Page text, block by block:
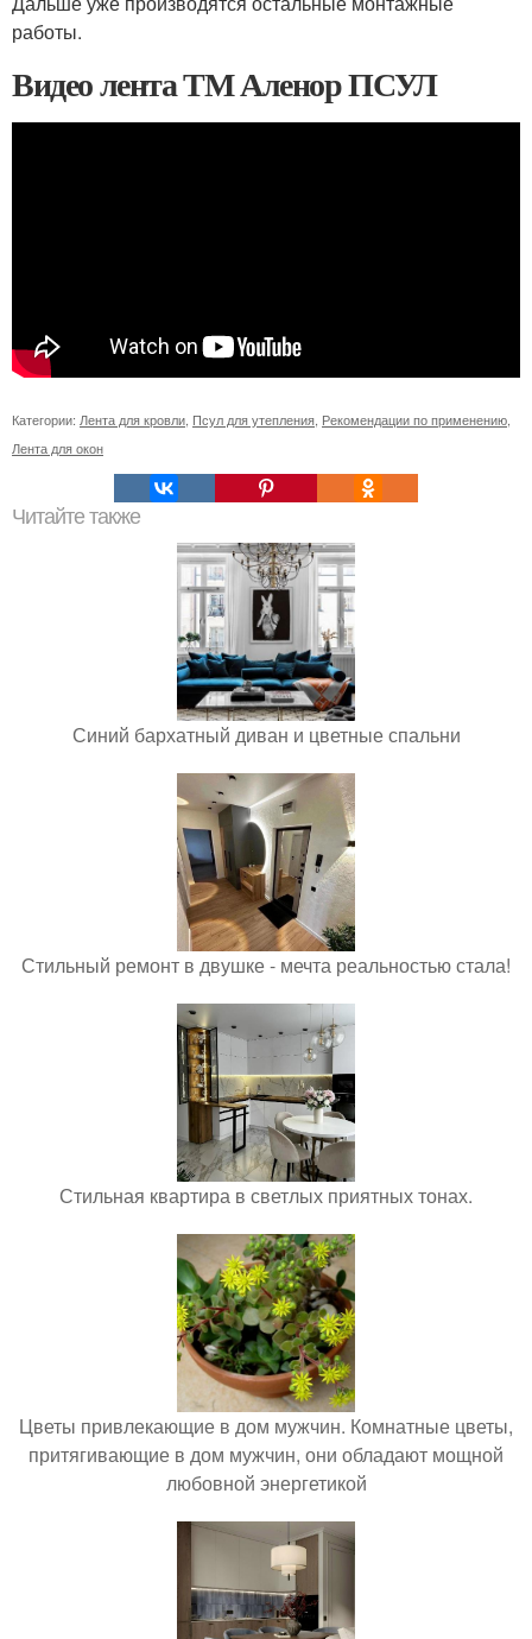
работы.
Видео лента ТМ Аленор ПСУЛ
Категории: Лента для кровли Псул для утепления Рекомендации по применению
Лента для окон
Читайте также
Синий бархатный диван и цветные спальни
Стильный ремонт в двушке - мечта реальностью стала!
Стильная квартира в светлых приятных тонах.
Цветы привлекающие в дом мужчин. Комнатные цветы,
притягивающие в дом мужчин, они обладают мощной
любовной энергетикой